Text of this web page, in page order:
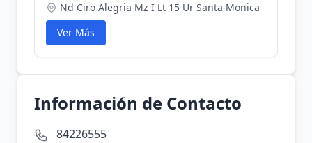
Nd Ciro Alegria Mz I Lt 15 Ur Santa Monica
Ver Más
Información de Contacto
84226555